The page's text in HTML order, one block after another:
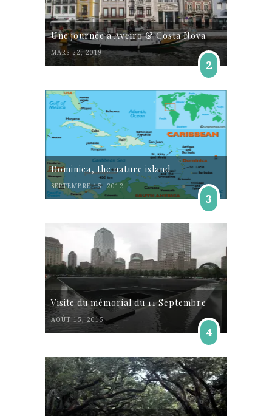
Une journée à Aveiro & Costa Nova
MARS 22, 2019
2
Dominica, the nature island
SEPTEMBRE 15, 2012
3
Visite du mémorial du 11 Septembre
AOÛT 15, 2015
4